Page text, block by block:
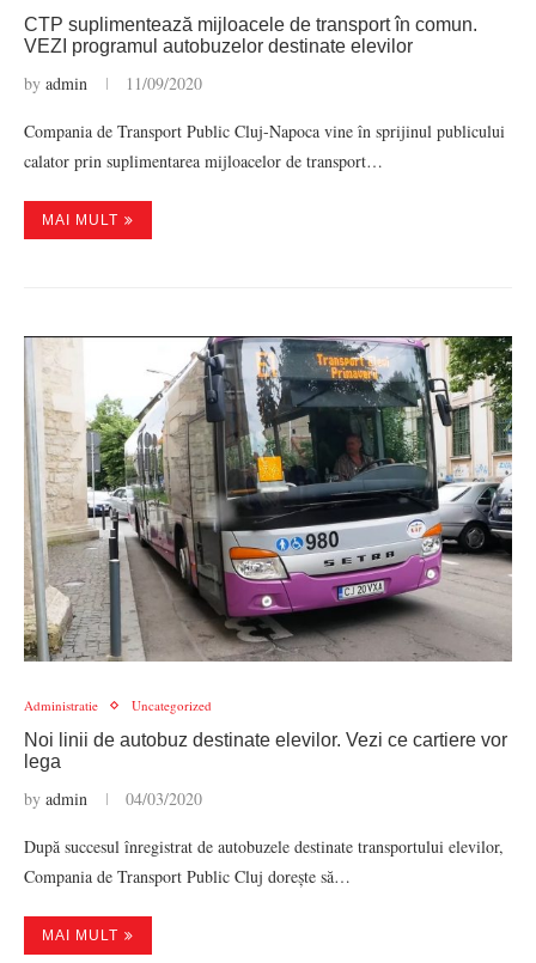
CTP suplimentează mijloacele de transport în comun.
VEZI programul autobuzelor destinate elevilor
by admin 11/09/2020
Compania de Transport Public Cluj-Napoca vine în sprijinul publicului
calator prin suplimentarea mijloacelor de transport…
MAI MULT
Administratie Uncategorized
Noi linii de autobuz destinate elevilor. Vezi ce cartiere vor
lega
by admin 04/03/2020
După succesul înregistrat de autobuzele destinate transportului elevilor,
Compania de Transport Public Cluj dorește să…
MAI MULT